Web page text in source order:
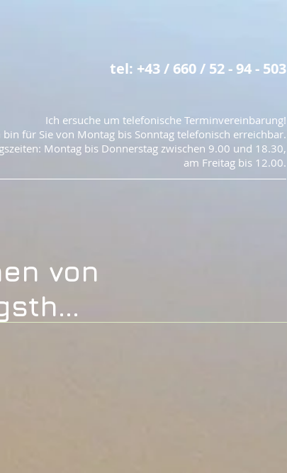
tel: +43 / 660 / 52 - 94 - 503
Ich ersuche um telefonische Terminvereinbarung!
bin für Sie von Montag bis Sonntag telefonisch erreichbar.
Montag bis Donnerstag zwischen 9.00 und 18.30,
am Freitag bis 12.00.
von